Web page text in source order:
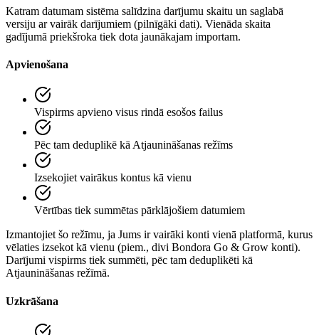
Katram datumam sistēma salīdzina darījumu skaitu un saglabā
versiju ar vairāk darījumiem (pilnīgāki dati). Vienāda skaita
gadījumā priekšroka tiek dota jaunākajam importam.
Apvienošana
Vispirms apvieno visus rindā esošos failus
Pēc tam deduplikē kā Atjaunināšanas režīms
Izsekojiet vairākus kontus kā vienu
Vērtības tiek summētas pārklājošiem datumiem
Izmantojiet šo režīmu, ja Jums ir vairāki konti vienā platformā, kurus
vēlaties izsekot kā vienu (piem., divi Bondora Go & Grow konti).
Darījumi vispirms tiek summēti, pēc tam deduplikēti kā
Atjaunināšanas režīmā.
Uzkrāšana